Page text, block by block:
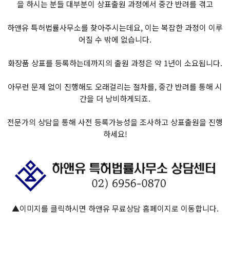
을 하시는 분들 대부분이 상표출원 과정에서 중간 반려를 겪고
하앤유 특허법률사무소를 찾아주시는데요, 이는 복잡한 과정이 이루
어질 수 밖에 없습니다.
화장품 상표를 등록하는데까지의 출원 과정은 약 1년이 소요됩니다.
아무런 문제 없이 진행해도 오래걸리는 절차를, 중간 반려를 통해 시
간을 더 낭비하게되죠.
전문가의 상담을 통해 사전 등록가능성을 조사하고 상표출원을 진행
하세요!
▲이미지를 클릭하시면 하앤유 무료상담 홈페이지로 이동합니다.